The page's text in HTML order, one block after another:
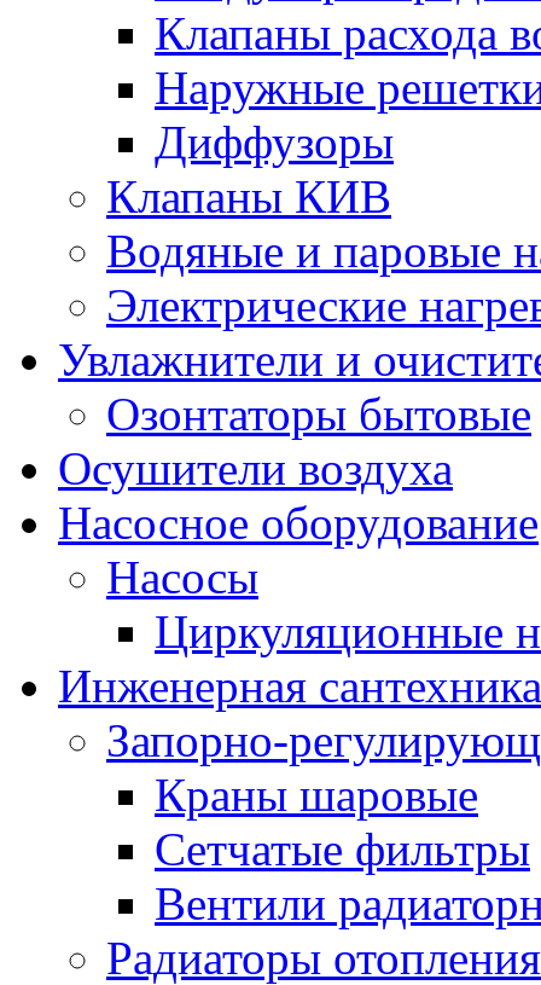
Клапаны расхода
Наружные
Диффузоры
Клапаны КИВ
Водяные и паровые
Электрические
Увлажнители и
Озонтаторы бытовые
Осушители воздуха
Насосное оборудование
Насосы
Циркуляционные
Инженерная сантехника
Запорно-
Краны шаровые
Сетчатые фильтры
Вентили
Радиаторы отопления